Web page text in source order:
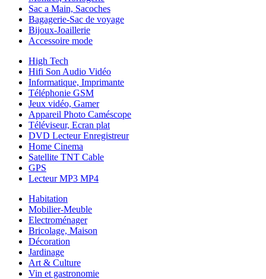
Sac a Main, Sacoches
Bagagerie-Sac de voyage
Bijoux-Joaillerie
Accessoire mode
High Tech
Hifi Son Audio Vidéo
Informatique, Imprimante
Téléphonie GSM
Jeux vidéo, Gamer
Appareil Photo Caméscope
Téléviseur, Ecran plat
DVD Lecteur Enregistreur
Home Cinema
Satellite TNT Cable
GPS
Lecteur MP3 MP4
Habitation
Mobilier-Meuble
Electroménager
Bricolage, Maison
Décoration
Jardinage
Art & Culture
Vin et gastronomie